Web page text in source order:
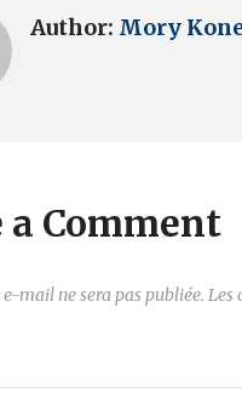
Author: Mory
a Comment
mail ne sera pas publiée. Les